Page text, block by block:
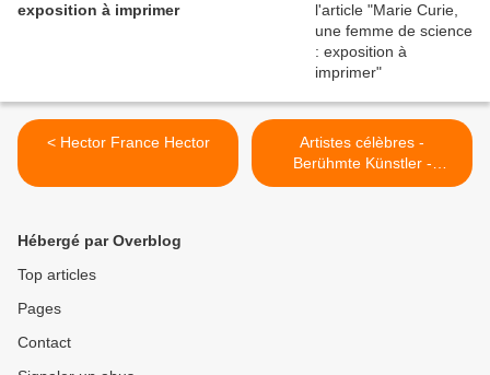
exposition à imprimer
< Hector France Hector
Artistes célèbres -
Berühmte Künstler -
Famous artists >
Hébergé par Overblog
Top articles
Pages
Contact